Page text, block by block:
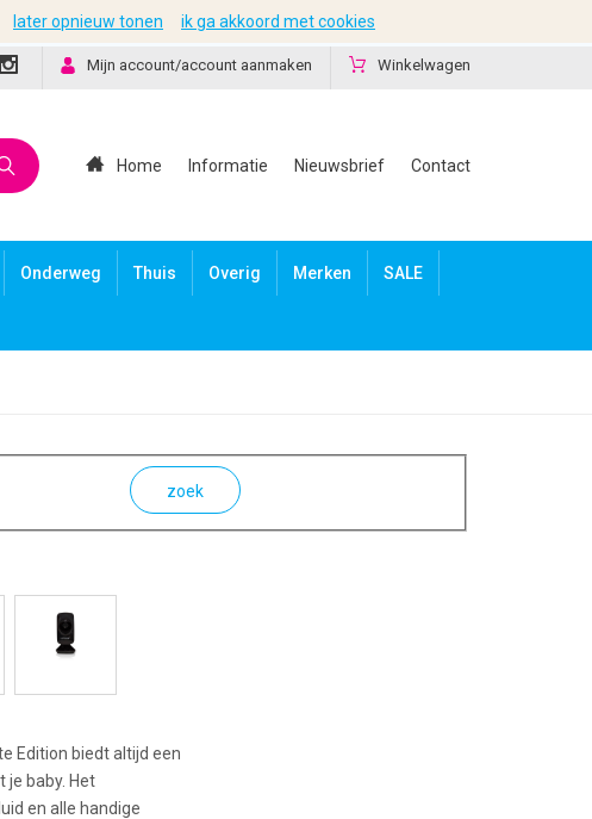
Mijn account/account aanmaken Winkelwagen
Home Informatie Nieuwsbrief Contact
Onderweg Thuis Overig Merken SALE
zoek
Edition biedt altijd een
je baby. Het
en alle handige
later opnieuw tonen ik ga akkoord met cookies